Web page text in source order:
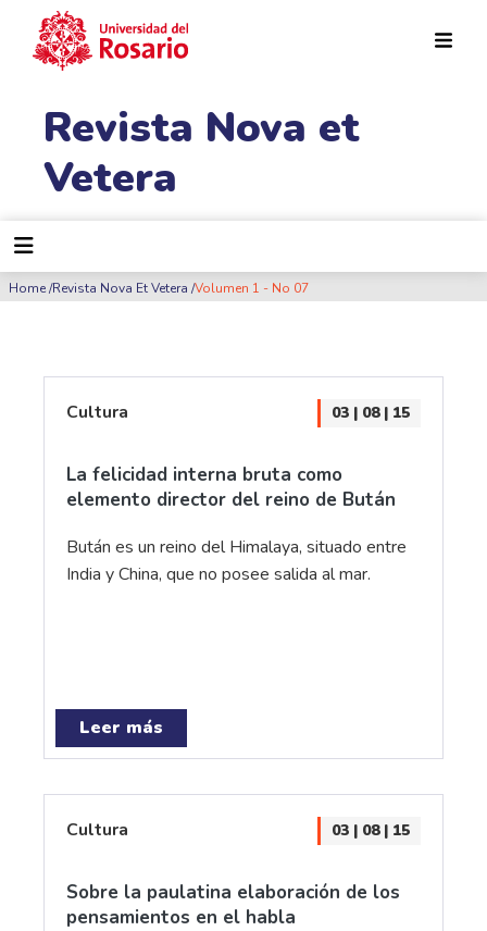
Revista Nova et
Vetera
Ruta de navegación
Home Revista Nova Et Vetera Volumen 1 - No 07
Cultura 03 | 08 | 15
La felicidad interna bruta como
elemento director del reino de Bután
Bután es un reino del Himalaya, situado entre
India y China, que no posee salida al mar.
Leer más
Cultura 03 | 08 | 15
Sobre la paulatina elaboración de los
pensamientos en el habla